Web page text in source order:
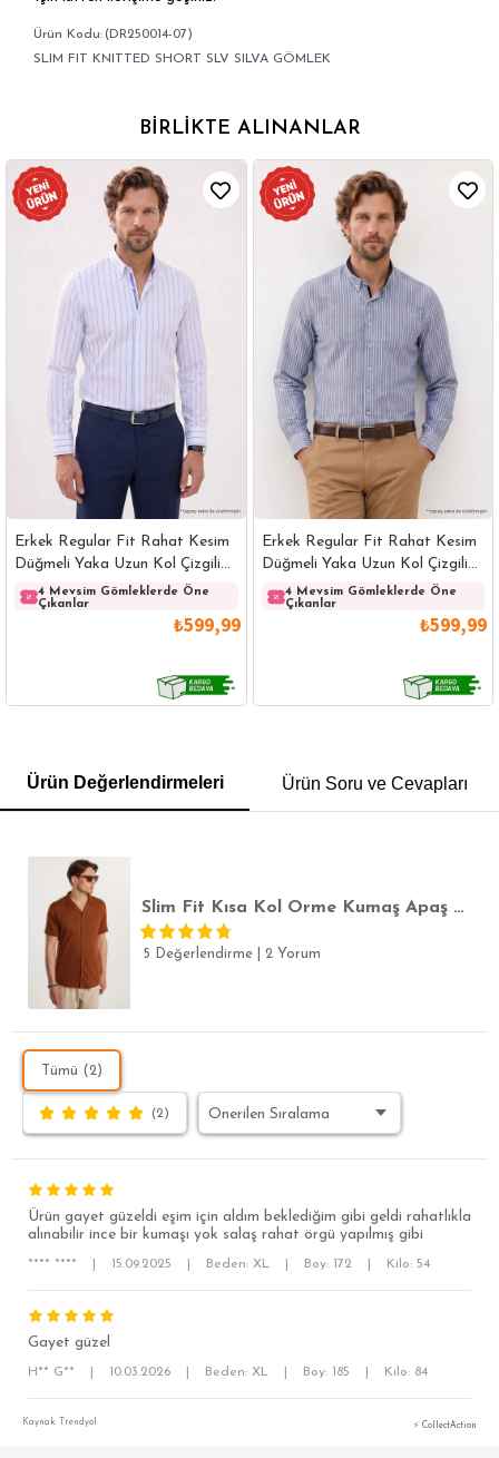
(DR250014-07)
SLIM FIT KNITTED SHORT SLV SILVA GÖMLEK
BIRLIKTE ALINANLAR
Erkek Regular Fit Rahat Kesim
Düğmeli Yaka Uzun Kol Çizgili
Pamuklu Beyaz Gömlek
4 Mevsim Gömleklerde Öne
Çıkanlar
₺599,99
Erkek Regular Fit Rahat Kesim
Düğmeli Yaka Uzun Kol Çizgili
Pamuklu Lacivert Gömlek
4 Mevsim Gömleklerde Öne
Çıkanlar
₺599,99
POLO YAKA T-SHIRT KEMER BOXER
SÜPER SLİM FİT
Ürün Değerlendirmeleri Ürün Soru ve Cevapları
Slim Fit Kısa Kol Örme Kumaş Apaş Yaka Rahat Armürlü Doku Kahverengi Erkek Gömlek
5 Değerlendirme 2 Yorum
Tümü (2)
(2)
Ürün gayet güzeldi eşim için aldım beklediğim gibi geldi rahatlıkla
alınabilir ince bir kumaşı yok salaş rahat örgü yapılmış gibi
**** **** 15.09.2025 Beden: XL Boy: 172 Kilo: 54
Gayet güzel
H** G** 10.03.2026 Beden: XL Boy: 185 Kilo: 84
Kaynak: Trendyol ⚡ CollectAction